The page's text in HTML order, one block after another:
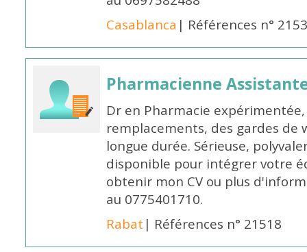
Casablanca | Références n°
Pharmacienne
Dr en Pharmacie
remplacements, des gardes de
longue durée. Sérieuse,
disponible pour intégrer votre
obtenir mon CV ou plus
au 0775401710.
Rabat | Références n° 21518